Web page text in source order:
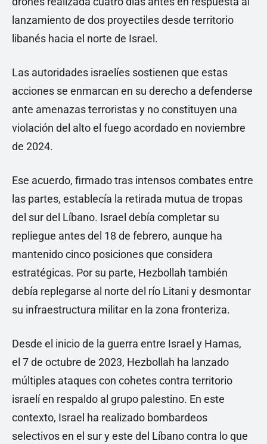
lanzamiento de dos proyectiles desde territorio
libanés hacia el norte de Israel.
Las autoridades israelíes sostienen que estas
acciones se enmarcan en su derecho a defenderse
ante amenazas terroristas y no constituyen una
violación del alto el fuego acordado en noviembre
de 2024.
Ese acuerdo, firmado tras intensos combates entre
las partes, establecía la retirada mutua de tropas
del sur del Líbano. Israel debía completar su
repliegue antes del 18 de febrero, aunque ha
mantenido cinco posiciones que considera
estratégicas. Por su parte, Hezbollah también
debía replegarse al norte del río Litani y desmontar
su infraestructura militar en la zona fronteriza.
Desde el inicio de la guerra entre Israel y Hamas,
el 7 de octubre de 2023, Hezbollah ha lanzado
múltiples ataques con cohetes contra territorio
israelí en respaldo al grupo palestino. En este
contexto, Israel ha realizado bombardeos
selectivos en el sur y este del Líbano contra lo que